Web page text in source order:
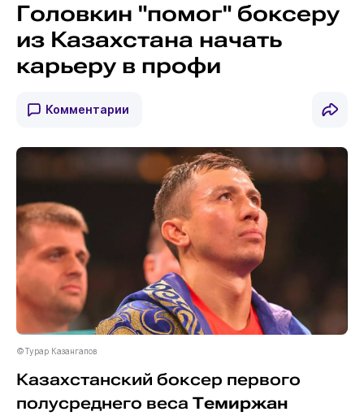
Головкин "помог" боксеру
из Казахстана начать
карьеру в профи
Комментарии
©Турар Казангапов
Казахстанский боксер первого
полусреднего веса Темиржан